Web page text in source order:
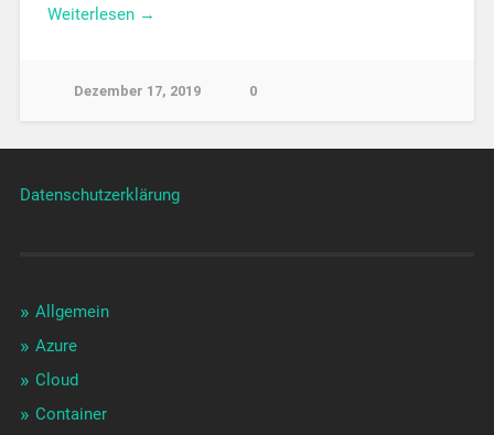
Weiterlesen →
Dezember 17, 2019 0
Datenschutzerklärung
Allgemein
Azure
Cloud
Container